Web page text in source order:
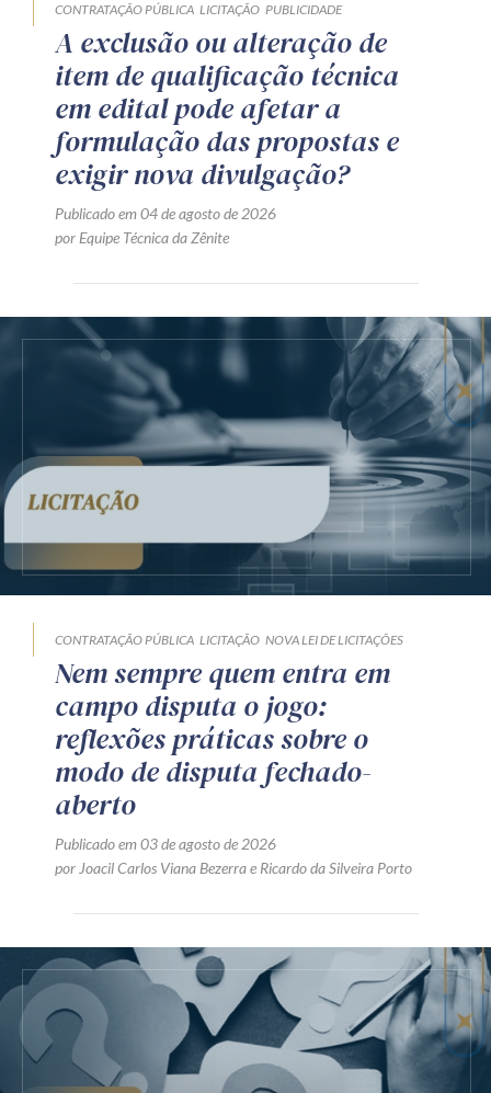
CONTRATAÇÃO PÚBLICA LICITAÇÃO PUBLICIDADE
A exclusão ou alteração de
item de qualificação técnica
em edital pode afetar a
formulação das propostas e
exigir nova divulgação?
Publicado em 04 de agosto de 2026
por Equipe Técnica da Zênite
CONTRATAÇÃO PÚBLICA LICITAÇÃO NOVA LEI DE LICITAÇÕES
Nem sempre quem entra em
campo disputa o jogo:
reflexões práticas sobre o
modo de disputa fechado-
aberto
Publicado em 03 de agosto de 2026
por Joacil Carlos Viana Bezerrae Ricardo da Silveira Porto